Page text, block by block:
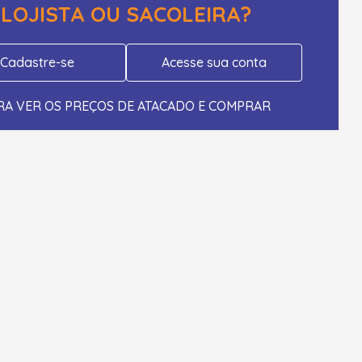
LOJISTA OU SACOLEIRA?
Cadastre-se Acesse sua conta
VER OS PREÇOS DE ATACADO E COMPRAR